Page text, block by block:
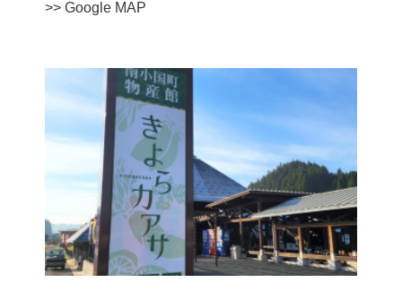
>> Google MAP